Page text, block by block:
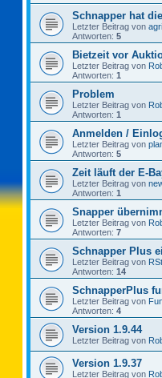
Schnapper hat
Letzter Beitrag von
Antworten: 5
Bietzeit vor
Letzter Beitrag von
Antworten: 1
Problem
Letzter Beitrag von
Antworten: 1
Anmelden /
Letzter Beitrag von
Antworten: 5
Zeit läuft der E-
Letzter Beitrag von
Antworten: 1
Snapper
Letzter Beitrag von
Antworten: 7
Schnapper Plus
Letzter Beitrag von
Antworten: 14
SchnapperPlus
Letzter Beitrag von
Antworten: 4
Version 1.9.44
Letzter Beitrag von
Version 1.9.37
Letzter Beitrag von